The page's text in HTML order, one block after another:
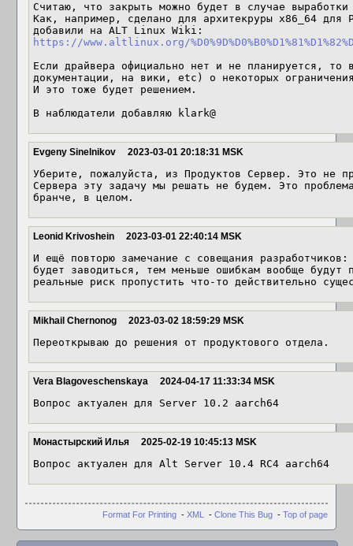
Считаю, что закрыть можно будет в случае выработки
Как, например, сделано для архитекруры x86_64 для
https://www.altlinux.org/
Если драйвера официально нет и не планируется, то
документации, на вики, etc) о некоторых
И это тоже будет решением.
В наблюдатели добавляю klark@
Evgeny Sinelnikov 2023-03-01 20:18:31 MSK
Уберите, пожалуйста, из Продуктов Сервер. Это не
Сервера эту задачу мы решать не будем. Это
бранче, в целом.
Leonid Krivoshein 2023-03-01 22:40:14 MSK
И ещё повторю замечание с совещания
будет заводиться, тем меньше ошибкам вообще будут
реальные риск пропустить что-то действительно
Mikhail Chernonog 2023-03-02 18:59:29 MSK
Переоткрываю до решения от продуктового отдела.
Vera Blagoveschenskaya 2024-04-17 11:33:34 MSK
Вопрос актуален для Server 10.2 aarch64
Монастырский Илья 2025-02-19 10:45:13 MSK
Вопрос актуален для Alt Server 10.4 RC4 aarch64
Format For Printing - XML - Clone This Bug - Top of page